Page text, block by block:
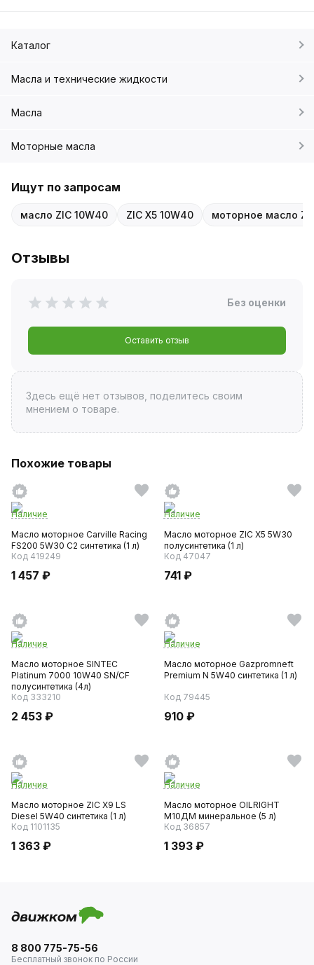
Каталог
Масла и технические жидкости
Масла
Моторные масла
Ищут по запросам
масло ZIC 10W40 ZIC X5 10W40 моторное масло
Отзывы
Без оценки
Оставить отзыв
Здесь ещё нет отзывов, поделитесь своим
мнением о товаре.
Похожие товары
Наличие
Масло моторное Carville Racing
FS200 5W30 С2 синтетика (1 л)
Код 419249
1 457 ₽
Наличие
Масло моторное ZIC X5 5W30
полусинтетика (1 л)
Код 47047
741 ₽
Наличие
Масло моторное SINTEC
Platinum 7000 10W40 SN/CF
полусинтетика (4л)
Код 333210
2 453 ₽
Наличие
Масло моторное Gazpromneft
Premium N 5W40 синтетика (1 л)
Код 79445
910 ₽
Наличие
Масло моторное ZIC X9 LS
Diesel 5W40 синтетика (1 л)
Код 1101135
1 363 ₽
Наличие
Масло моторное OILRIGHT
М10ДМ минеральное (5 л)
Код 36857
1 393 ₽
8 800 775-75-56
Бесплатный звонок по России